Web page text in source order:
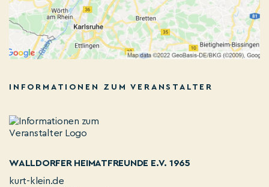
INFORMATIONEN ZUM VERANSTALTER
WALLDORFER HEIMATFREUNDE E.V. 1965
kurt-klein.de